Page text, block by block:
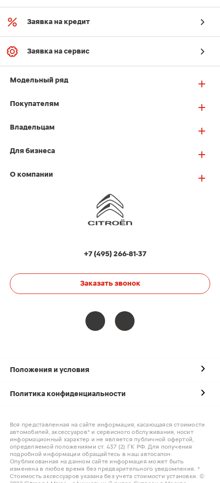
Заявка на кредит
Заявка на сервис
Модельный ряд
Покупателям
Владельцам
Для бизнеса
О компании
+7 (495) 266-81-37
Заказать звонок
Положения и условия
Политика конфиденциальности
Вся представленная на сайте информация, касающаяся стоимости
автомобилей, аксессуаров* и сервисного обслуживания, носит
информационный характер и не является публичной офертой,
определяемой положениями ст. 437 (2) ГК РФ. Для получения
подробной информации обращайтесь в наш автосалон.
Опубликованная на данном сайте информация может быть
изменена в любое время без предварительного уведомления. *
Стоимость аксессуаров указана без учета стоимости установки. ©